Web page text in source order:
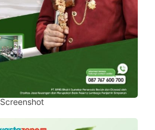
Screenshot